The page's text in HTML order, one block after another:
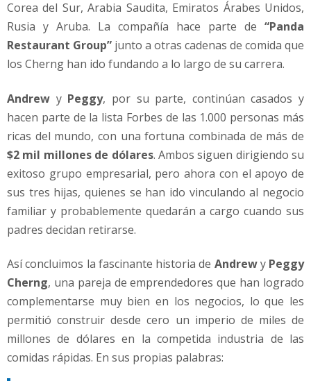
Corea del Sur, Arabia Saudita, Emiratos Árabes Unidos,
Rusia y Aruba. La compañía hace parte de “Panda
Restaurant Group” junto a otras cadenas de comida que
los Cherng han ido fundando a lo largo de su carrera.
Andrew y Peggy, por su parte, continúan casados y
hacen parte de la lista Forbes de las 1.000 personas más
ricas del mundo, con una fortuna combinada de más de
$2 mil millones de dólares. Ambos siguen dirigiendo su
exitoso grupo empresarial, pero ahora con el apoyo de
sus tres hijas, quienes se han ido vinculando al negocio
familiar y probablemente quedarán a cargo cuando sus
padres decidan retirarse.
Así concluimos la fascinante historia de Andrewy Peggy
Cherng, una pareja de emprendedores que han logrado
complementarse muy bien en los negocios, lo que les
permitió construir desde cero un imperio de miles de
millones de dólares en la competida industria de las
comidas rápidas. En sus propias palabras: